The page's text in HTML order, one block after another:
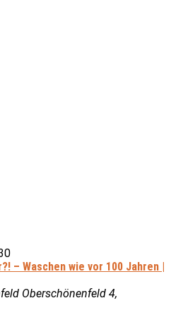
– Waschen wie vor 100 Jahren |
Oberschönenfeld 4,